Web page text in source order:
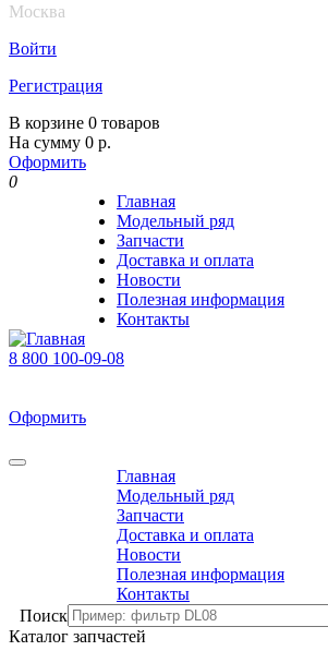
Москва
Войти
Регистрация
В корзине 0 товаров
На сумму 0 р.
Оформить
0
Главная
Модельный ряд
Запчасти
Доставка и оплата
Новости
Полезная информация
Контакты
8 800 100-09-08
Оформить
Главная
Модельный ряд
Запчасти
Доставка и оплата
Новости
Полезная информация
Контакты
Поиск
Каталог запчастей